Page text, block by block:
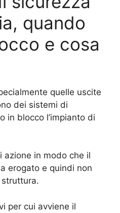
quando
e cosa
quelle uscite
dei sistemi di
in blocco l’impianto di
azione in modo che il
erogato e quindi non
per cui avviene il